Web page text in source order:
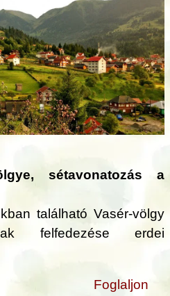
sétavonatozás a
található Vasér-völgy
felfedezése erdei
Foglaljon